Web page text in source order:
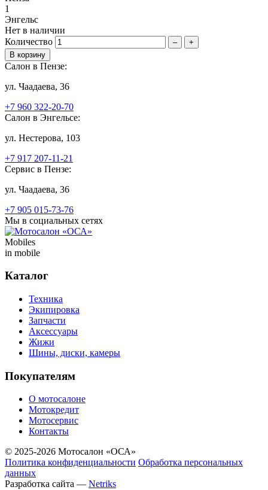
1
Энгельс
Нет в наличии
Количество
– +
Салон в Пензе:
ул. Чаадаева, 36
+7 960 322-20-70
Салон в Энгельсе:
ул. Нестерова, 103
+7 917 207-11-21
Сервис в Пензе:
ул. Чаадаева, 36
+7 905 015-73-76
Мы в социальных сетях
Mobiles
in mobile
Каталог
Техника
Экипировка
Запчасти
Аксессуары
Жижи
Шины, диски, камеры
Покупателям
О мотосалоне
Мотокредит
Мотосервис
Контакты
© 2025-2026 Мотосалон «ОСА»
Политика конфиденциальности Обработка персональных
данных
Разработка сайта — Netriks